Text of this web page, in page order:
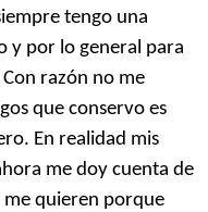
tengo una
y por lo general para
razón no me
que conservo es
En realidad mis
me doy cuenta de
quieren porque